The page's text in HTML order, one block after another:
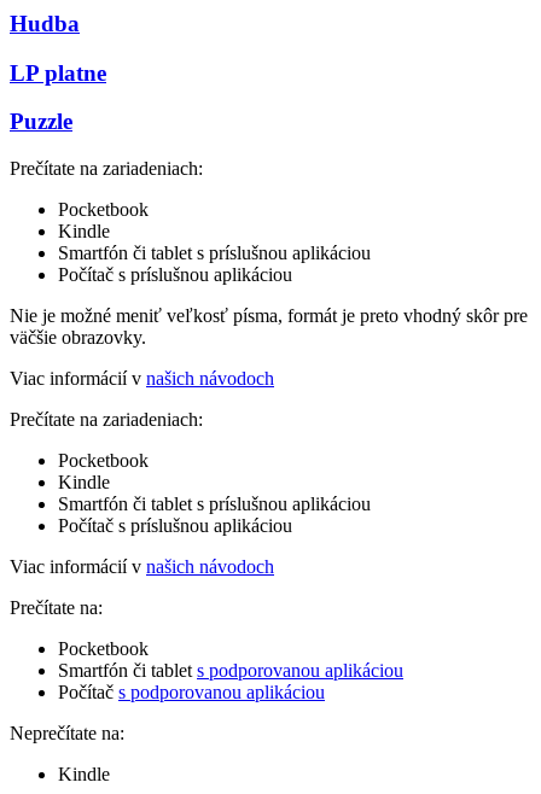
Hudba
LP platne
Puzzle
Prečítate na zariadeniach:
Pocketbook
Kindle
Smartfón či tablet s príslušnou aplikáciou
Počítač s príslušnou aplikáciou
Nie je možné meniť veľkosť písma, formát je preto vhodný skôr pre
väčšie obrazovky.
Viac informácií v našich návodoch
Prečítate na zariadeniach:
Pocketbook
Kindle
Smartfón či tablet s príslušnou aplikáciou
Počítač s príslušnou aplikáciou
Viac informácií v našich návodoch
Prečítate na:
Pocketbook
Smartfón či tablet s podporovanou aplikáciou
Počítač s podporovanou aplikáciou
Neprečítate na:
Kindle